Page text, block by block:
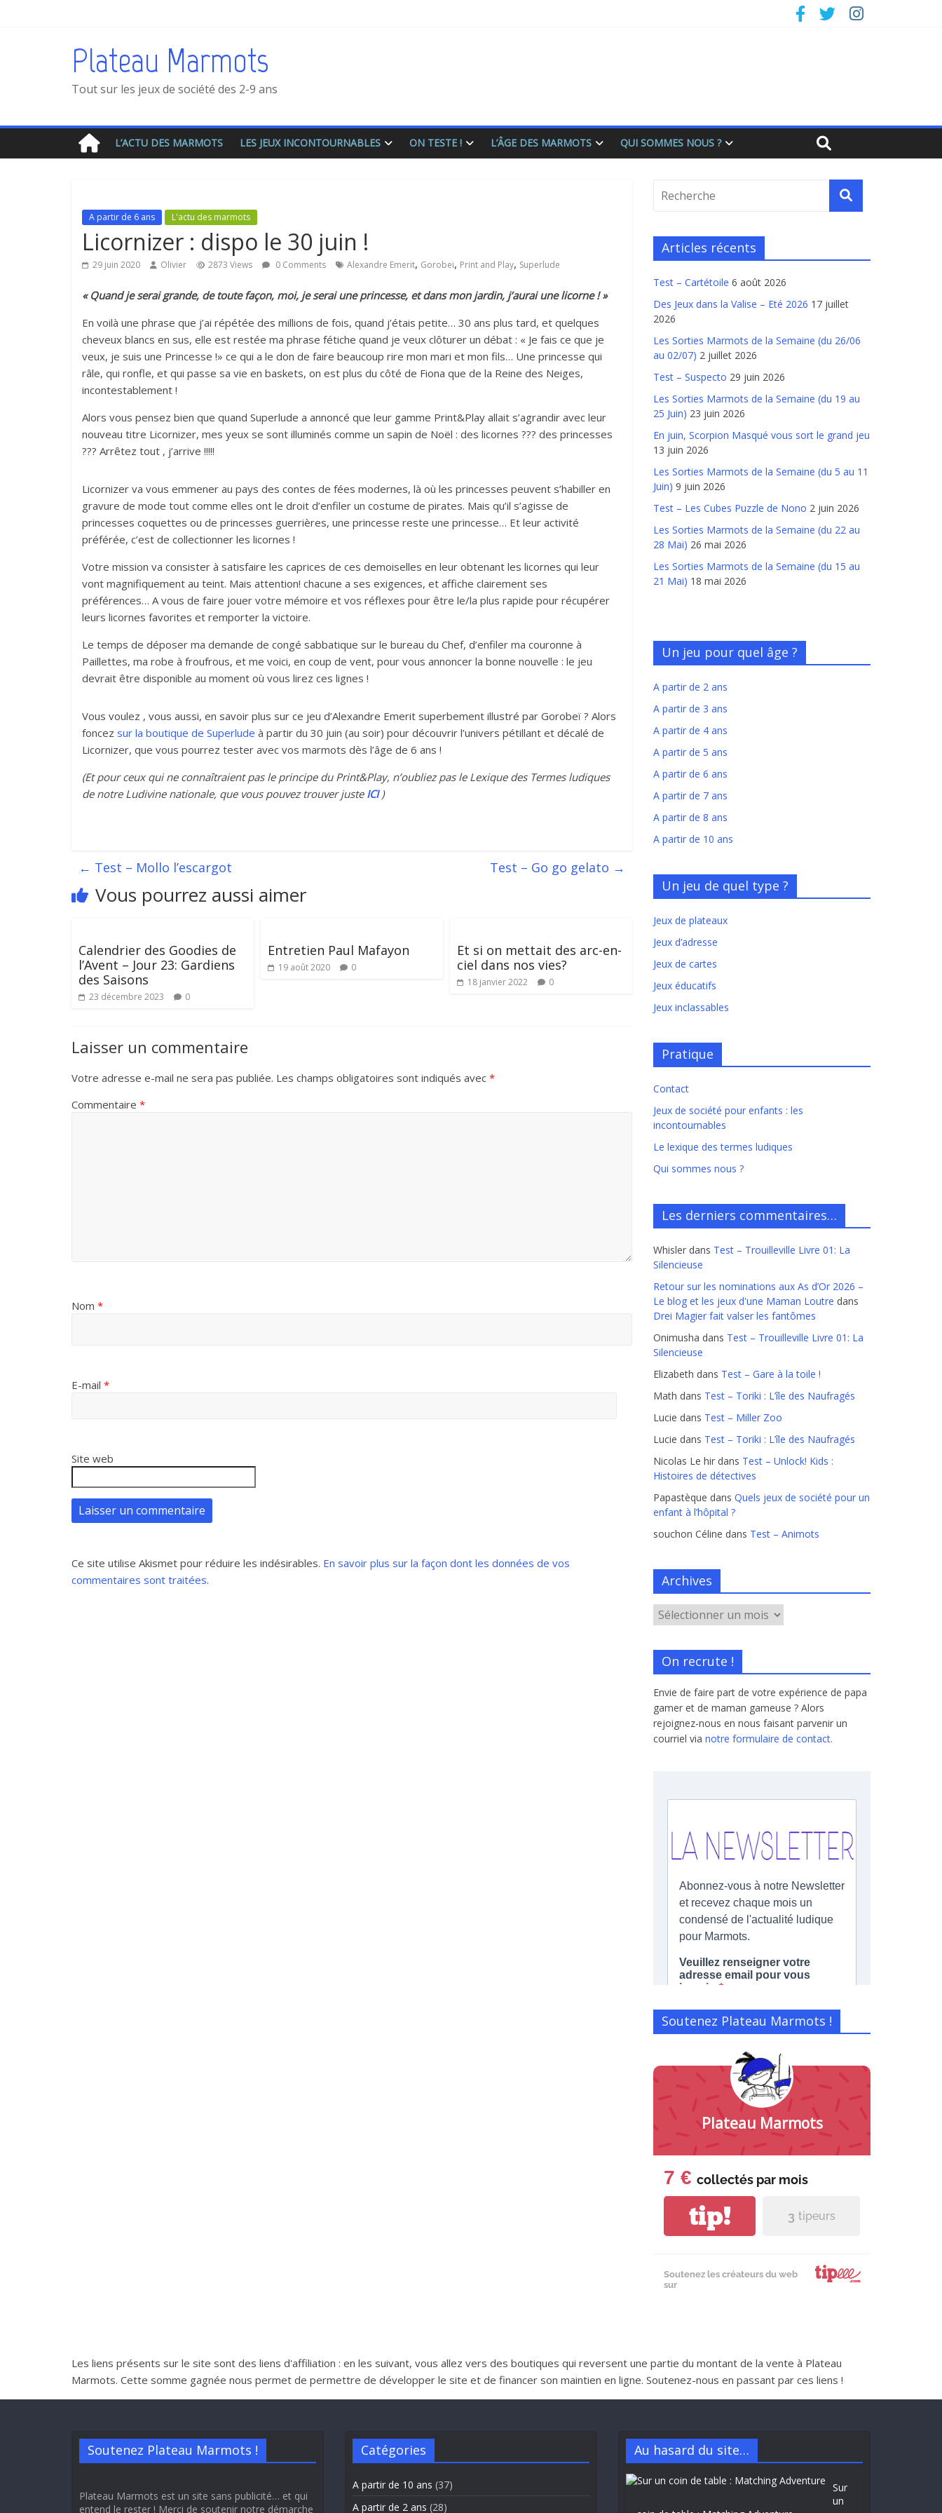
Plateau Marmots
Tout sur les jeux de société des 2-9 ans
L’ACTU DES MARMOTS LES JEUX INCONTOURNABLES ON TESTE ! L’ÂGE DES MARMOTS QUI SOMMES NOUS ?
A partir de 6 ans L'actu des marmots
Licornizer : dispo le 30 juin !
29 juin 2020 Olivier 2873 Views 0 Comments Alexandre Emerit, Gorobei, Print and Play, Superlude
« Quand je serai grande, de toute façon, moi, je serai une princesse, et dans mon jardin, j’aurai une licorne ! »
En voilà une phrase que j’ai répétée des millions de fois, quand j’étais petite… 30 ans plus tard, et quelques
cheveux blancs en sus, elle est restée ma phrase fétiche quand je veux clôturer un débat : « Je fais ce que je
veux, je suis une Princesse !» ce qui a le don de faire beaucoup rire mon mari et mon fils… Une princesse qui
râle, qui ronfle, et qui passe sa vie en baskets, on est plus du côté de Fiona que de la Reine des Neiges,
incontestablement !
Alors vous pensez bien que quand Superlude a annoncé que leur gamme Print&Play allait s’agrandir avec leur
nouveau titre Licornizer, mes yeux se sont illuminés comme un sapin de Noël : des licornes ??? des princesses
??? Arrêtez tout , j’arrive !!!!!
Licornizer va vous emmener au pays des contes de fées modernes, là où les princesses peuvent s’habiller en
gravure de mode tout comme elles ont le droit d’enfiler un costume de pirates. Mais qu’il s’agisse de
princesses coquettes ou de princesses guerrières, une princesse reste une princesse… Et leur activité
préférée, c’est de collectionner les licornes !
Votre mission va consister à satisfaire les caprices de ces demoiselles en leur obtenant les licornes qui leur
vont magnifiquement au teint. Mais attention! chacune a ses exigences, et affiche clairement ses
préférences… A vous de faire jouer votre mémoire et vos réflexes pour être le/la plus rapide pour récupérer
leurs licornes favorites et remporter la victoire.
Le temps de déposer ma demande de congé sabbatique sur le bureau du Chef, d’enfiler ma couronne à
Paillettes, ma robe à froufrous, et me voici, en coup de vent, pour vous annoncer la bonne nouvelle : le jeu
devrait être disponible au moment où vous lirez ces lignes !
Vous voulez , vous aussi, en savoir plus sur ce jeu d’Alexandre Emerit superbement illustré par Gorobeï ? Alors
foncez sur la boutique de Superlude à partir du 30 juin (au soir) pour découvrir l’univers pétillant et décalé de
Licornizer, que vous pourrez tester avec vos marmots dès l’âge de 6 ans !
(Et pour ceux qui ne connaîtraient pas le principe du Print&Play, n’oubliez pas le Lexique des Termes ludiques
de notre Ludivine nationale, que vous pouvez trouver juste ICI)
← Test – Mollo l’escargot Test – Go go gelato →
Vous pourrez aussi aimer
Calendrier des Goodies de
l’Avent – Jour 23: Gardiens
des Saisons
23 décembre 2023 0
Entretien Paul Mafayon
19 août 2020 0
Et si on mettait des arc-en-
ciel dans nos vies?
18 janvier 2022 0
Laisser un commentaire
Votre adresse e-mail ne sera pas publiée. Les champs obligatoires sont indiqués avec *
Commentaire *
Nom *
E-mail *
Site web
Ce site utilise Akismet pour réduire les indésirables. En savoir plus sur la façon dont les données de vos
commentaires sont traitées.
Articles récents
Test – Cartétoile 6 août 2026
Des Jeux dans la Valise – Eté 2026 17 juillet
2026
Les Sorties Marmots de la Semaine (du 26/06
au 02/07) 2 juillet 2026
Test – Suspecto 29 juin 2026
Les Sorties Marmots de la Semaine (du 19 au
25 Juin) 23 juin 2026
En juin, Scorpion Masqué vous sort le grand jeu
13 juin 2026
Les Sorties Marmots de la Semaine (du 5 au 11
Juin) 9 juin 2026
Test – Les Cubes Puzzle de Nono 2 juin 2026
Les Sorties Marmots de la Semaine (du 22 au
28 Mai) 26 mai 2026
Les Sorties Marmots de la Semaine (du 15 au
21 Mai) 18 mai 2026
Un jeu pour quel âge ?
A partir de 2 ans
A partir de 3 ans
A partir de 4 ans
A partir de 5 ans
A partir de 6 ans
A partir de 7 ans
A partir de 8 ans
A partir de 10 ans
Un jeu de quel type ?
Jeux de plateaux
Jeux d’adresse
Jeux de cartes
Jeux éducatifs
Jeux inclassables
Pratique
Contact
Jeux de société pour enfants : les
incontournables
Le lexique des termes ludiques
Qui sommes nous ?
Les derniers commentaires…
Whisler dans Test – Trouilleville Livre 01: La
Silencieuse
Retour sur les nominations aux As d’Or 2026 –
Le blog et les jeux d'une Maman Loutre dans
Drei Magier fait valser les fantômes
Onimusha dans Test – Trouilleville Livre 01: La
Silencieuse
Elizabeth dans Test – Gare à la toile !
Math dans Test – Toriki : L’île des Naufragés
Lucie dans Test – Miller Zoo
Lucie dans Test – Toriki : L’île des Naufragés
Nicolas Le hir dans Test – Unlock! Kids :
Histoires de détectives
Papastèque dans Quels jeux de société pour un
enfant à l’hôpital ?
souchon Céline dans Test – Animots
Archives
On recrute !
Envie de faire part de votre expérience de papa
gamer et de maman gameuse ? Alors
rejoignez-nous en nous faisant parvenir un
courriel via notre formulaire de contact.
Soutenez Plateau Marmots !
Plateau Marmots
7 € collectés par mois
tip! 3 tipeurs
Soutenez les créateurs du web
sur
Les liens présents sur le site sont des liens d'affiliation : en les suivant, vous allez vers des boutiques qui reversent une partie du montant de la vente à Plateau
Marmots. Cette somme gagnée nous permet de permettre de développer le site et de financer son maintien en ligne. Soutenez-nous en passant par ces liens !
Soutenez Plateau Marmots !
Plateau Marmots est un site sans publicité… et qui
entend le rester ! Merci de soutenir notre démarche
Catégories
A partir de 10 ans (37)
A partir de 2 ans (28)
Au hasard du site…
Sur
un